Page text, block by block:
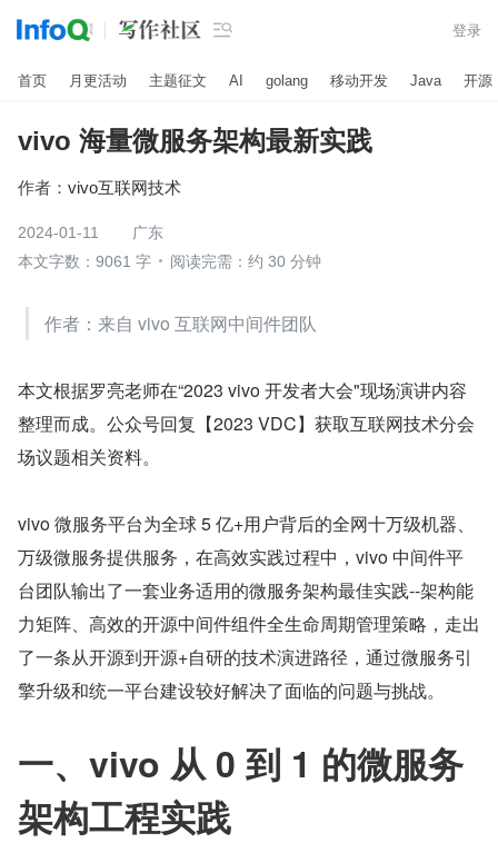
 登录
首页 月更活动 主题征文 AI golang 移动开发 Java 开源
vivo 海量微服务架构最新实践
作者： vivo互联网技术
2024-01-11
广东
本文字数：9061 字
阅读完需：约 30 分钟
作者：来自 vivo 互联网中间件团队
本文根据罗亮老师在“2023 vivo 开发者大会"现场演讲内容
整理而成。公众号回复【2023 VDC】获取互联网技术分会
场议题相关资料。
vivo 微服务平台为全球 5 亿+用户背后的全网十万级机器、
万级微服务提供服务，在高效实践过程中，vivo 中间件平
台团队输出了一套业务适用的微服务架构最佳实践--架构能
力矩阵、高效的开源中间件组件全生命周期管理策略，走出
了一条从开源到开源+自研的技术演进路径，通过微服务引
擎升级和统一平台建设较好解决了面临的问题与挑战。
一、vivo 从 0 到 1 的微服务
架构工程实践